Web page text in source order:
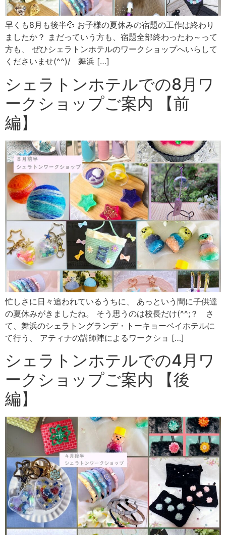
早くも8月も後半💦 お子様の夏休みの宿題の工作は終わり
ましたか？ まだっていう方も、宿題全部終わったわ～って
方も、 ぜひシェラトンホテルのワークショップへいらして
くださいませ(^^)/ 舞浜 […]
シェラトンホテルでの8月ワ
ークショップご案内 【前
編】
忙しさに日々追われているうちに、 あっという間に子供達
の夏休みがきましたね。 そう思うのは校長だけ(^^;？ さ
て、舞浜のシェラトングランデ・トーキョーベイホテルに
て行う、 アティナの講師陣によるワークショ […]
シェラトンホテルでの4月ワ
ークショップご案内 【後
編】